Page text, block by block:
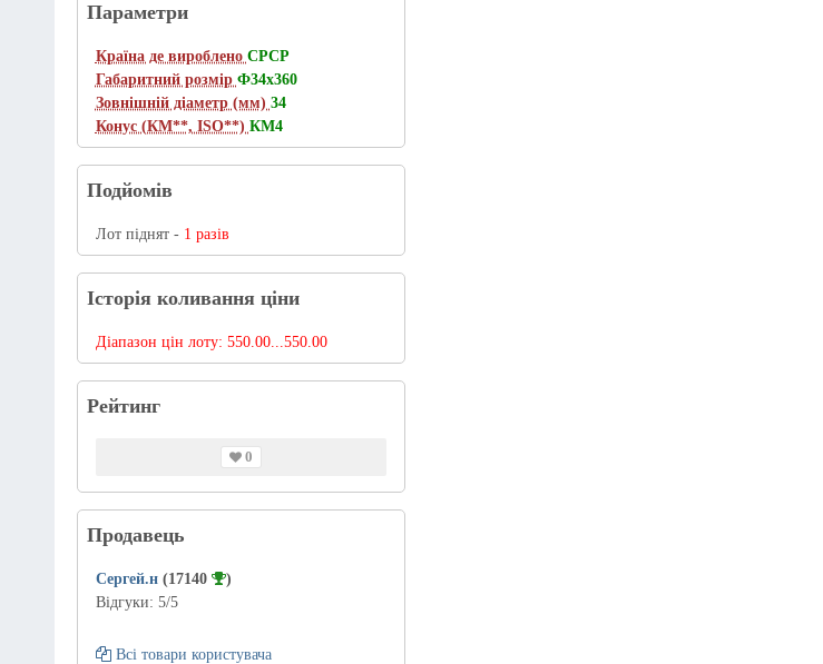
Параметри
Країна де вироблено СРСР
Габаритний розмір Ф34х360
Зовнішній діаметр (мм) 34
Конус (КМ**, ISO**) КМ4
Подйомів
Лот піднят - 1 разів
Історія коливання ціни
Діапазон цін лоту: 550.00...550.00
Рейтинг
0
Продавець
Сергей.н (17140
)
Відгуки: 5/5
Всі товари користувача